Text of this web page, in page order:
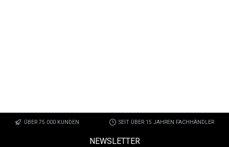
ÜBER 75.000 KUNDEN SEIT ÜBER 15 JAHREN FACHHÄNDLER
NEWSLETTER